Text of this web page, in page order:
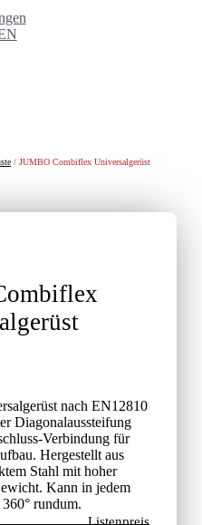
/ JUMBO Combiflex Universalgerüst
nach EN12810
Diagonalaussteifung
Verbindung für
Hergestellt aus
Stahl mit hoher
Kann in jedem
rundum.
Listenpreis